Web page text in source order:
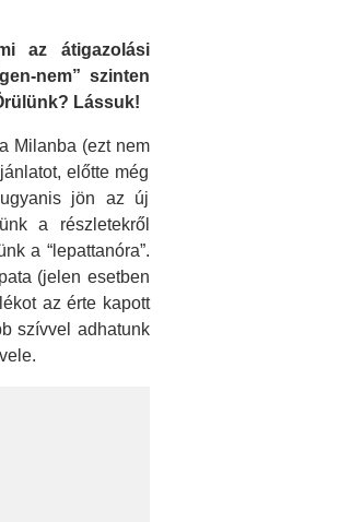
az átigazolási
nem” szinten
Lássuk!
Milanba (ezt nem
előtte még
jön az új
a részletekről
a “lepattanóra”.
(jelen esetben
az érte kapott
szívvel adhatunk